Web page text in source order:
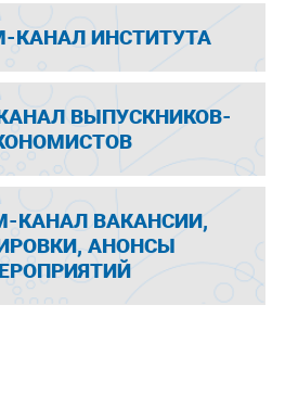
КАНАЛ ИНСТИТУТА
ВЫПУСКНИКОВ-
КАНАЛ ВАКАНСИИ,
АНОНСЫ